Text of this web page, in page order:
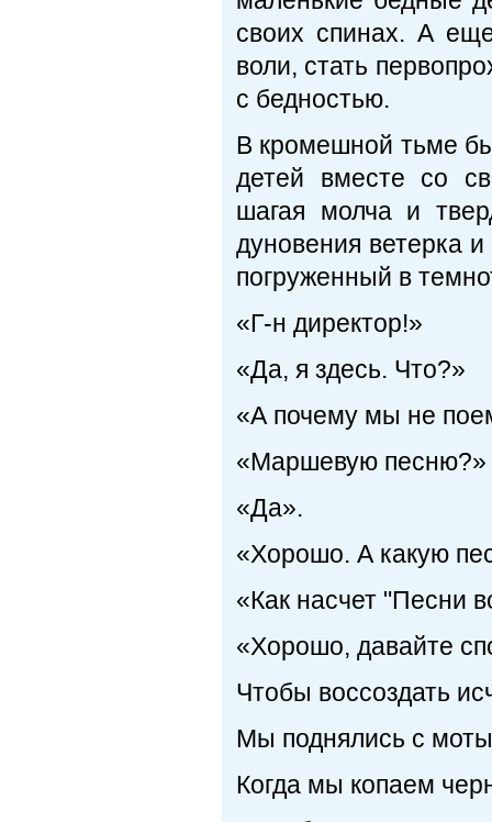
своих спинах. А
воли, стать
с бедностью.
В кромешной тьме
детей вместе со
шагая молча и
дуновения ветерка
погруженный в
«Г-н директор!»
«Да, я здесь. Что?»
«А почему мы не
«Маршевую песню?»
«Да».
«Хорошо. А какую
«Как насчет "Песни
«Хорошо, давайте
Чтобы воссоздать
Мы поднялись с
Когда мы копаем